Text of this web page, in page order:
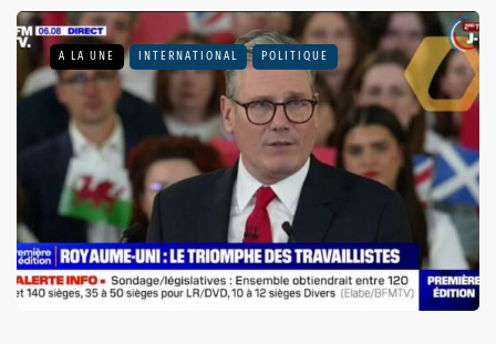
A LA UNE INTERNATIONAL POLITIQUE